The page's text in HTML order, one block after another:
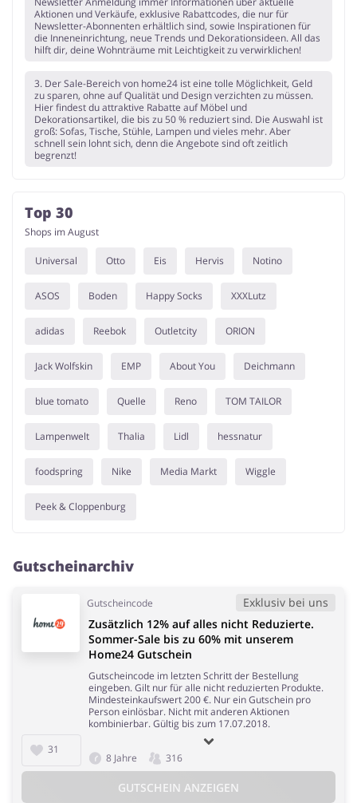
Aktionen und Verkäufe, exklusive Rabattcodes, die nur für
Newsletter-Abonnenten erhältlich sind, sowie Inspirationen für
die Inneneinrichtung, neue Trends und Dekorationsideen. All das
hilft dir, deine Wohnträume mit Leichtigkeit zu verwirklichen!
3. Der Sale-Bereich von home24 ist eine tolle Möglichkeit, Geld
zu sparen, ohne auf Qualität und Design verzichten zu müssen.
Hier findest du attraktive Rabatte auf Möbel und
Dekorationsartikel, die bis zu 50 % reduziert sind. Die Auswahl ist
groß: Sofas, Tische, Stühle, Lampen und vieles mehr. Aber
schnell sein lohnt sich, denn die Angebote sind oft zeitlich
begrenzt!
Top 30
Shops im August
Universal Otto Eis Hervis Notino
ASOS Boden Happy Socks XXXLutz
adidas Reebok Outletcity ORION
Jack Wolfskin EMP About You Deichmann
blue tomato Quelle Reno TOM TAILOR
Lampenwelt Thalia Lidl hessnatur
foodspring Nike Media Markt Wiggle
Peek & Cloppenburg
Gutscheinarchiv
Gutscheincode Exklusiv bei uns
31
Zusätzlich 12% auf alles nicht Reduzierte.
Sommer-Sale bis zu 60% mit unserem
Home24 Gutschein
Gutscheincode im letzten Schritt der Bestellung
eingeben. Gilt nur für alle nicht reduzierten Produkte.
Mindesteinkaufswert 200 €. Nur ein Gutschein pro
Person einlösbar. Nicht mit anderen Aktionen
kombinierbar. Gültig bis zum 17.07.2018.
8 Jahre 316
GUTSCHEIN ANZEIGEN